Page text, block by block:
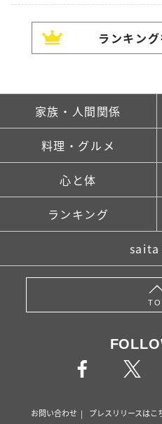
ランキン
家族・人間関係
料理・グルメ
心と体
ランキング
saita
お問い合わせ プレスリリースはこ